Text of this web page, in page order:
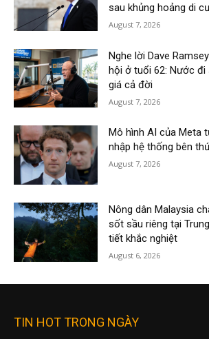
sau khủng hoảng di
August 7, 2026
Nghe lời Dave
hội ở tuổi 62: Nước
giá cả đời
August 7, 2026
Mô hình AI của Meta
nhập hệ thống bên
August 7, 2026
Nông dân Malaysia
sốt sầu riêng tại
tiết khắc nghiệt
August 6, 2026
TIN HOT TRONG NGÀY